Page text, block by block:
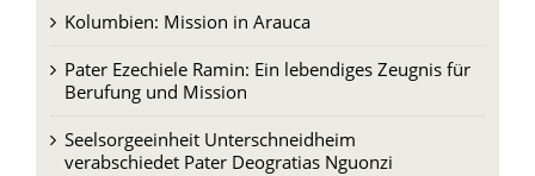
Kolumbien: Mission in Arauca
Pater Ezechiele Ramin: Ein lebendiges Zeugnis für
Berufung und Mission
Seelsorgeeinheit Unterschneidheim
verabschiedet Pater Deogratias Nguonzi